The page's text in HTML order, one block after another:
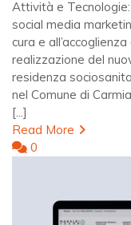
Attività e
social media
cura e
realizzazione del
residenza
nel Comune di
[...]
Read More
0